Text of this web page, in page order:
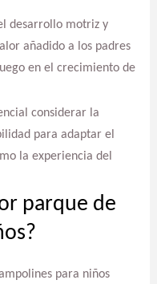
desarrollo motriz y
añadido a los padres
en el crecimiento de
considerar la
para adaptar el
la experiencia del
parque de
para niños